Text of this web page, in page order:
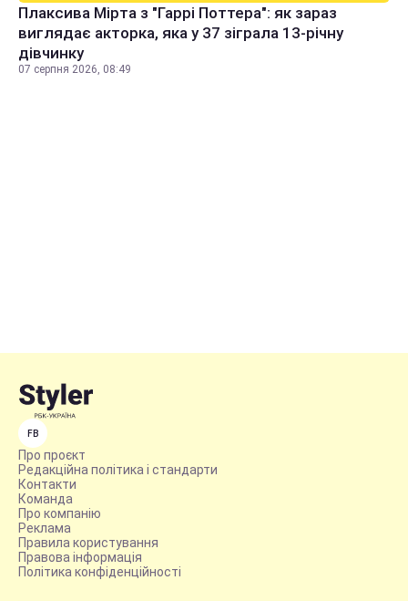
Плаксива Мірта з "Гаррі Поттера": як зараз
виглядає акторка, яка у 37 зіграла 13-річну
дівчинку
07 серпня 2026, 08:49
FB
Про проєкт
Редакційна політика і стандарти
Контакти
Команда
Про компанію
Реклама
Правила користування
Правова інформація
Політика конфіденційності